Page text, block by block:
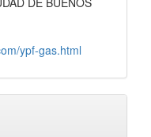
ypf-gas.html